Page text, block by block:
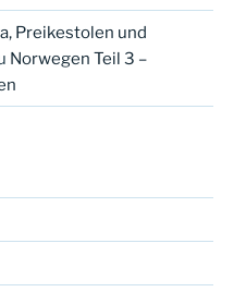
Preikestolen und
Norwegen Teil 3 –